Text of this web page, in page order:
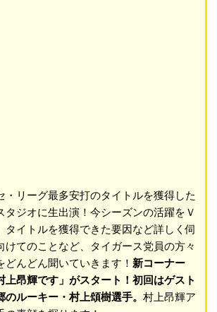
・リーグ最多安打のタイトルを獲得した
タジオに生出演！今シーズンの活躍をＶ
タイトルを獲得できた要因など詳しく伺
けてのことなど、タイガース党員の方々
んどん聞いていきます！ 新コーナー
上昂輝です」がスタート！初回はゲスト
ルーキー・村上頌樹選手。 村上昂輝ア